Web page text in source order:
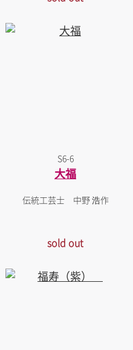
S6-6
大福
伝統工芸士 中野 浩作
sold out